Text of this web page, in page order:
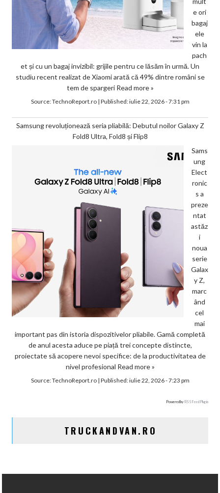
e ori
bagaj
ele
vin la
pach
et și cu un bagaj invizibil: grijile pentru ce lăsăm în urmă. Un
studiu recent realizat de Xiaomi arată că 49% dintre români se
tem de spargeri Read more »
Source:TechnoReport.ro| Published:iulie 22, 2026 - 7:31 pm
Samsung revoluționează seria pliabilă: Debutul noilor Galaxy Z
Fold8 Ultra, Fold8 și Flip8
Sams
ung
Elect
ronic
s a
preze
ntat
astăz
i
noua
serie
Galax
y Z,
marc
ând
cel
mai
important pas din istoria dispozitivelor pliabile. Gamă completă
de anul acesta aduce pe piață trei concepte distincte,
proiectate să acopere nevoi specifice: de la productivitatea de
nivel profesional Read more »
Source:TechnoReport.ro| Published:iulie 22, 2026 - 7:23 pm
Powered by RSS Feed Plugin
TRUCKANDVAN.RO